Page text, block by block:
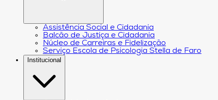
Assistência Social e Cidadania
Balcão de Justiça e Cidadania
Núcleo de Carreiras e Fidelização
Serviço Escola de Psicologia Stella de Faro
Institucional